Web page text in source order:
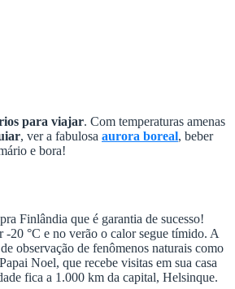
para viajar. Com temperaturas amenas
, ver a fabulosa aurora boreal, beber
e bora!
Finlândia que é garantia de sucesso!
-20 °C e no verão o calor segue tímido. A
observação de fenômenos naturais como
Noel, que recebe visitas em sua casa
fica a 1.000 km da capital, Helsinque.